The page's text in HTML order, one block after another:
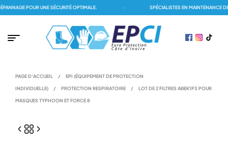
POUR UNE SÉCURITÉ OPTIMALE. SPÉCIALISTES EN MAINTENANCE DES
PAGE D'ACCUEIL / EPI (ÉQUIPEMENT DE PROTECTION
INDIVIDUELLE) / PROTECTION RESPIRATOIRE / LOT DE 2 FILTRES ABEK1P3 POUR
MASQUES TYPHOON ET FORCE 8